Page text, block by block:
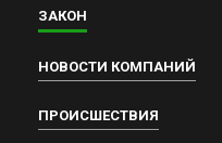
ЗАКОН
НОВОСТИ КОМПАНИЙ
ПРОИСШЕСТВИЯ